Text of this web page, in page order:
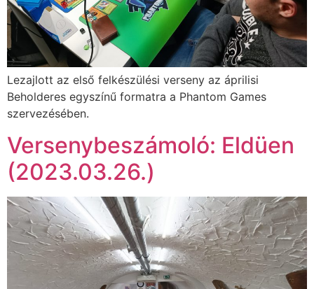
Lezajlott az első felkészülési verseny az áprilisi
Beholderes egyszínű formatra a Phantom Games
szervezésében.
Versenybeszámoló: Eldüen
(2023.03.26.)